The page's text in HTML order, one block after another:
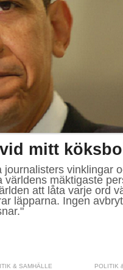
mitt
journalisters vinklingar
världens mäktigaste
att låta varje ord
läpparna. Ingen
& SAMHÄLLE POLITIK